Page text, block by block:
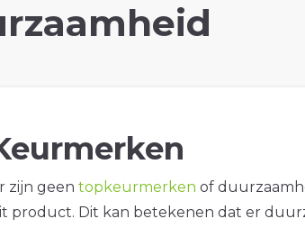
zijn geen topkeurmerken of
product. Dit kan betekenen dat er